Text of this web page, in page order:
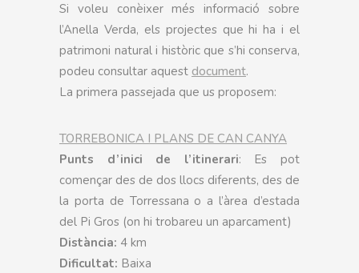
Si voleu conèixer més informació sobre
l’Anella Verda, els projectes que hi ha i el
patrimoni natural i històric que s’hi conserva,
podeu consultar aquest document.
La primera passejada que us proposem:
TORREBONICA I PLANS DE CAN CANYA
Punts d’inici de l’itinerari: Es pot
començar des de dos llocs diferents, des de
la porta de Torressana o a l’àrea d’estada
del Pi Gros (on hi trobareu un aparcament)
Distància: 4 km
Dificultat: Baixa